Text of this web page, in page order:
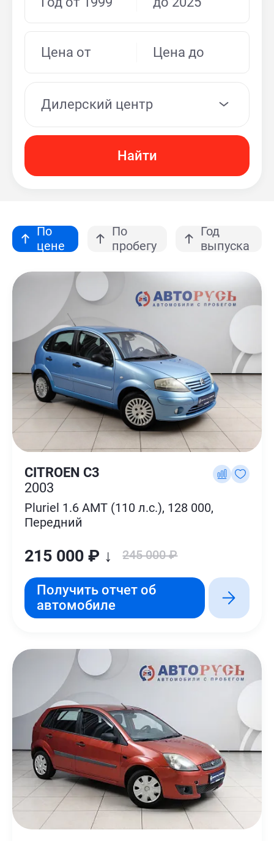
Дилерский центр
Найти
По
цене
По
пробегу
Год
выпуска
CITROEN C3
2003
Pluriel 1.6 AMT (110 л.с.), 128 000,
Передний
215 000 ₽ ↓ 245 000 ₽
Получить отчет об
автомобиле